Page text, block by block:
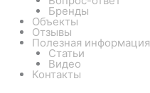
Бренды
Объекты
Отзывы
Полезная информация
Статьи
Видео
Контакты